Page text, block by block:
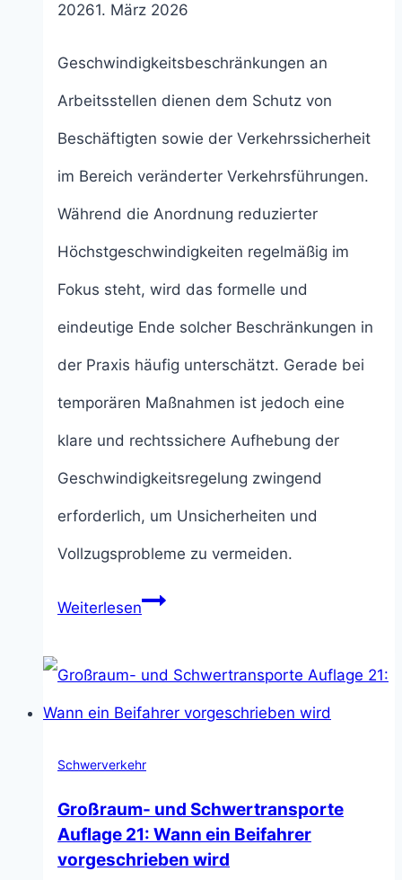
20261. März 2026
Geschwindigkeitsbeschränkungen an
Arbeitsstellen dienen dem Schutz von
Beschäftigten sowie der Verkehrssicherheit
im Bereich veränderter Verkehrsführungen.
Während die Anordnung reduzierter
Höchstgeschwindigkeiten regelmäßig im
Fokus steht, wird das formelle und
eindeutige Ende solcher Beschränkungen in
der Praxis häufig unterschätzt. Gerade bei
temporären Maßnahmen ist jedoch eine
klare und rechtssichere Aufhebung der
Geschwindigkeitsregelung zwingend
erforderlich, um Unsicherheiten und
Vollzugsprobleme zu vermeiden.
WeiterlesenEnde
Geschwindigkeitsbeschränkungen
an
der
Zeichen
Schwerverkehr
Großraum- und Schwertransporte
Auflage 21: Wann ein Beifahrer
vorgeschrieben wird